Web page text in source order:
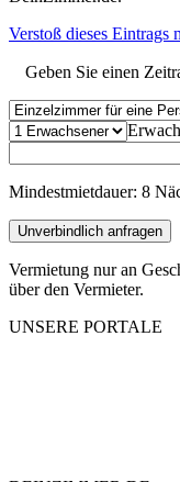
Verstoß dieses Eintrags
Geben Sie einen
Mindestmietdauer: 8
Unverbindlich anfragen
Vermietung nur an
über den Vermieter.
UNSERE PORTALE